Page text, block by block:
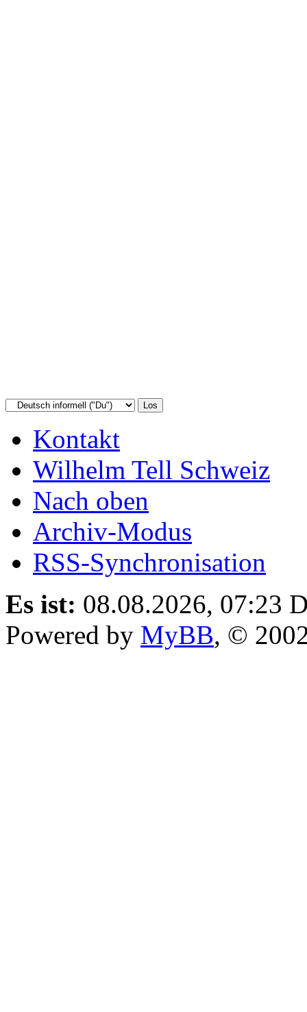
Kontakt
Wilhelm Tell Schweiz
Nach oben
Archiv-Modus
RSS-Synchronisation
Es ist: 08.08.2026, 07:23
Powered by MyBB, ©